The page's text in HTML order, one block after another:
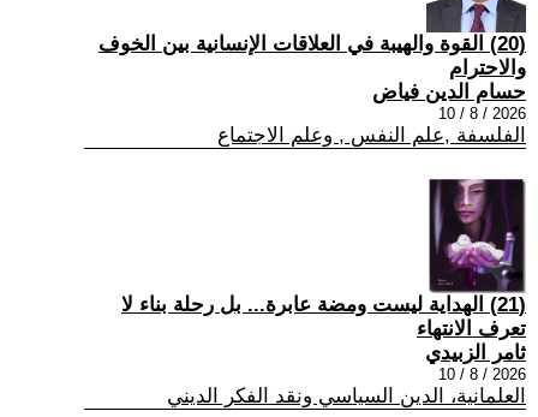
(20) القوة والهيبة في العلاقات الإنسانية بين الخوف
والاحترام
حسام الدين فياض
2026 / 8 / 10
الفلسفة ,علم النفس , وعلم الاجتماع
(21) الهداية ليست ومضة عابرة... بل رحلة بناء لا
تعرف الانتهاء
ثامر الزبيدي
2026 / 8 / 10
العلمانية، الدين السياسي ونقد الفكر الديني